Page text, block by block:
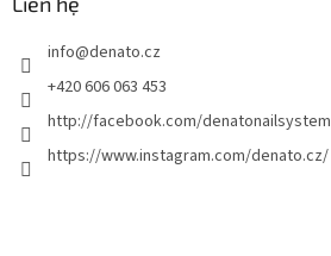
info@denato.cz
+420 606 063 453
http://facebook.com/denatonailsystem
https://www.instagram.com/denato.cz/